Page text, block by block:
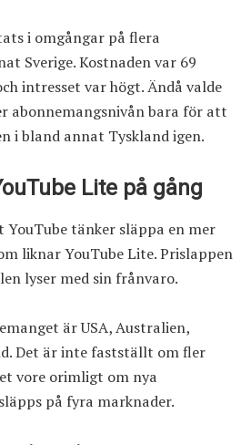
i omgångar på flera
Sverige. Kostnaden var 69
intresset var högt. Ändå valde
abonnemangsnivån bara för att
i bland annat Tyskland igen.
Lite på gång
tänker släppa en mer
liknar YouTube Lite. Prislappen
lyser med sin frånvaro.
är USA, Australien,
Det är inte fastställt om fler
vore orimligt om nya
på fyra marknader.